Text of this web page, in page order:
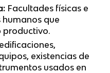
Facultades físicas e
humanos que
productivo.
existencias de
usados en